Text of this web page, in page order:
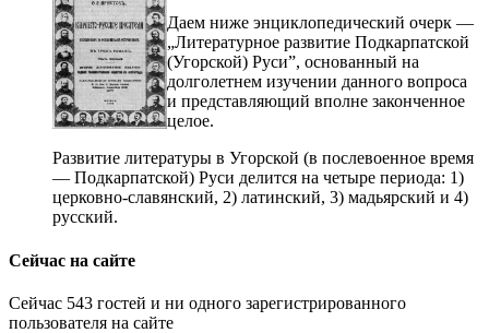
Даем ниже энциклопедический очерк —
„Литературное развитие Подкарпатской
(Угорской) Руси”, основанный на
долголетнем изучении данного вопроса
и представляющий вполне законченное
целое.
Развитие литературы в Угорской (в послевоенное время
— Подкарпатской) Руси делится на четыре периода: 1)
церковно-славянский, 2) латинский, 3) мадьярский и 4)
русский.
Сейчас на сайте
Сейчас 543 гостей и ни одного зарегистрированного
пользователя на сайте